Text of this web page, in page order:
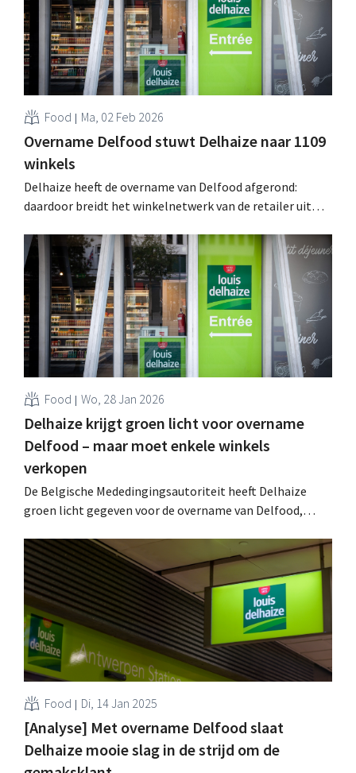
Food Ma, 02 Feb 2026
Overname Delfood stuwt Delhaize naar 1109
winkels
Delhaize heeft de overname van Delfood afgerond:
daardoor breidt het winkelnetwerk van de retailer uit
uithangbord louis delhaize zal blijven bestaan. .
Food Wo, 28 Jan 2026
Delhaize krijgt groen licht voor overname
Delfood – maar moet enkele winkels
verkopen
De Belgische Mededingingsautoriteit heeft Delhaize
groen licht gegeven voor de overname van Delfood,
officiële verkoop nu afgerond worden. .
Food Di, 14 Jan 2025
[Analyse] Met overname Delfood slaat
Delhaize mooie slag in de strijd om de